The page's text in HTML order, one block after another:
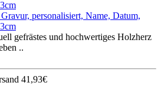
personalisiert, Name, Datum,
gefrästes und hochwertiges Holzherz
..
41,93€